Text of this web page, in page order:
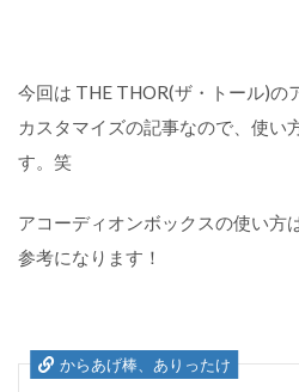
今回は THE THOR(ザ・トール)の
カスタマイズの記事なので、使い
す。笑
アコーディオンボックスの使い方
参考になります！
からあげ棒、ありったけ